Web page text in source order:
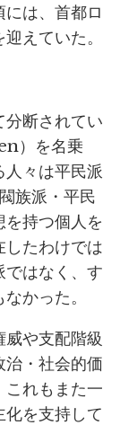
は、首都ロ
えていた。
分断されてい
）を名乗
人々は平民派
族派・平民
持つ個人を
したわけでは
ではなく、す
かった。
や支配階級
治・社会的価
これもまた一
を支持して